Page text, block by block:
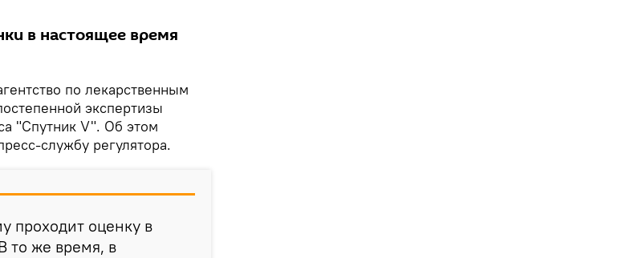
в настоящее время
по лекарственным
экспертизы
"Спутник V". Об этом
службу регулятора.
проходит оценку в
то же время, в